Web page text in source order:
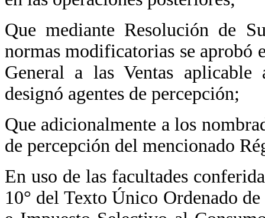
Que mediante Resolución de
normas modificatorias se aprobó
General a las Ventas
designó agentes de percepción;
Que adicionalmente a los
de percepción del mencionado
En uso de las facultades
10° del Texto Único Ordenado